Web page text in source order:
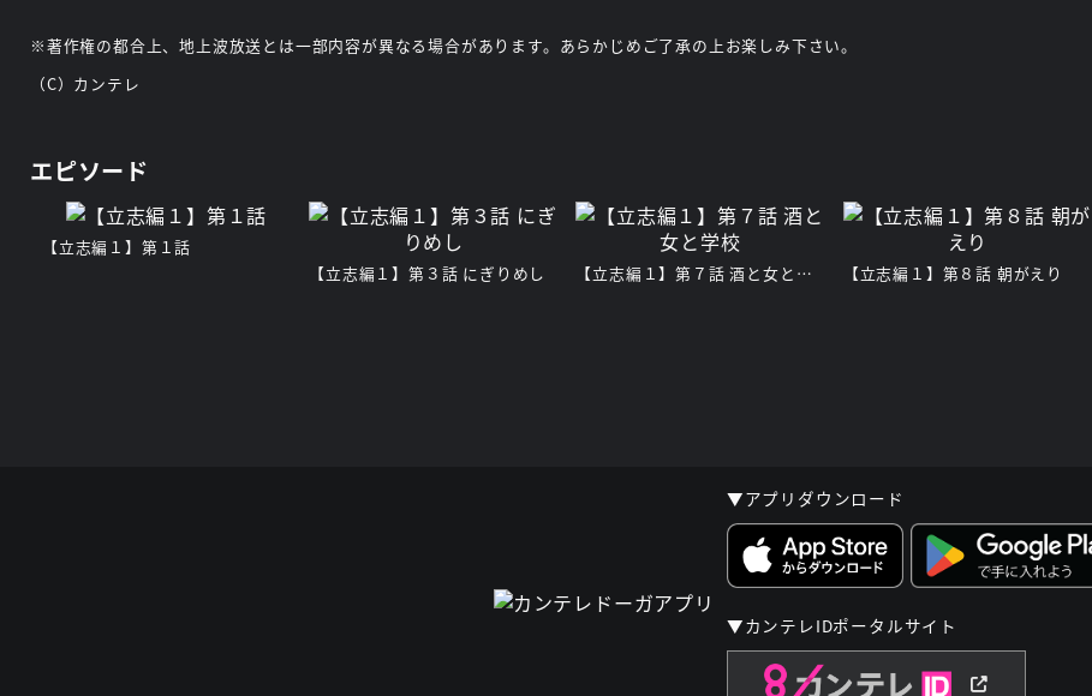
※著作権の都合上、地上波放送とは一部内容が異なる場合があります。あらかじめご了承の上お楽しみ下さい。
（C）カンテレ
エピソード
【立志編１】第１話
【立志編１】第３話 にぎりめし
【立志編１】第７話 酒と女と学校 【立志編１】第８話 朝がえり
▼アプリダウンロード
▼カンテレIDポータルサイト